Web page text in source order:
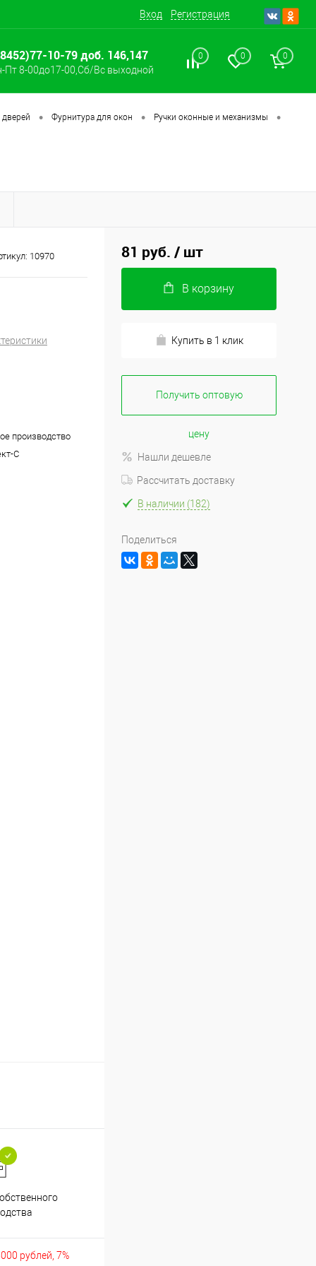
Вход Регистрация
10-79 доб. 146,147
Пт 8-00до17-00,Сб/Вс выходной
0 0 0
• Фурнитура для окон • Ручки оконные и механизмы •
10970
производство
С
рублей, 7%
81 руб. / шт
В корзину
Купить в 1 клик
Получить оптовую
цену
Нашли дешевле
Рассчитать доставку
В наличии (182)
Поделиться